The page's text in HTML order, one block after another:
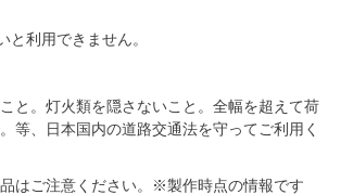
利用できません。
と。灯火類を隠さないこと。全幅を超えて荷
等、日本国内の道路交通法を守ってご利用く
はご注意ください。※製作時点の情報です